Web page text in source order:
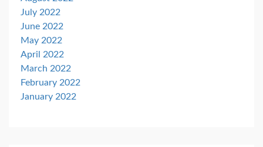
July 2022
June 2022
May 2022
April 2022
March 2022
February 2022
January 2022